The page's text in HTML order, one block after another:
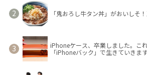
「鬼おろし牛タン丼」がおいしそ
iPhoneケース、卒業しました。こ
「iPhoneバック」で生きていきます